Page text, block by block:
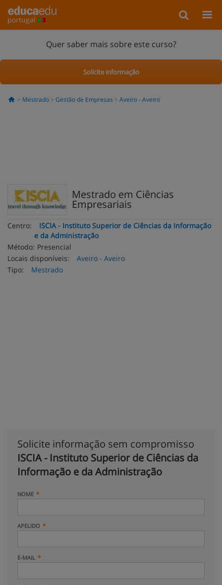
portugal
Quer saber mais sobre este curso?
Solicite informação
Mestrado Gestão de Empresas Aveiro - Aveiro
Mestrado em Ciências
Empresariais
Centro:
ISCIA - Instituto Superior de Ciências da Informação
e da Administração
Método: Presencial
Locais disponíveis:
Aveiro - Aveiro
Tipo:
Mestrado
Solicite informação sem compromisso
ISCIA - Instituto Superior de Ciências da
Informação e da Administração
NOME
APELIDO
E-MAIL